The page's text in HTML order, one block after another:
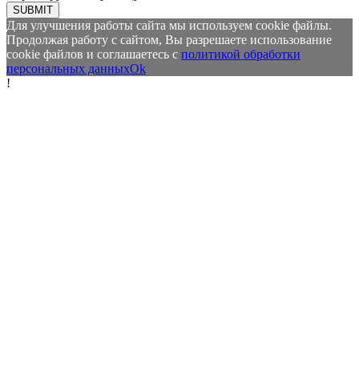
SUBMIT
Для улучшения работы сайта мы используем cookie файлы.
Продолжая работу с сайтом, Вы разрешаете использование
cookie файлов и соглашаетесь с политикой обработки
персональных данныхOk
!